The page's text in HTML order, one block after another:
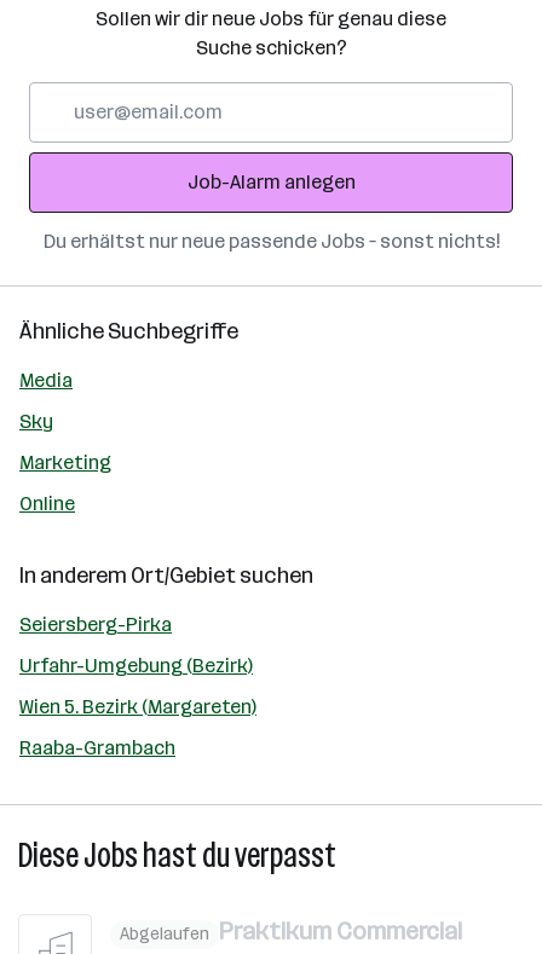
Sollen wir dir neue Jobs für genau diese
Suche schicken?
Adresse
Job-Alarm anlegen
Du erhältst nur neue passende Jobs – sonst nichts!
Ähnliche Suchbegriffe
Media
Sky
Marketing
Online
In anderem Ort/Gebiet suchen
Seiersberg-Pirka
Urfahr-Umgebung (Bezirk)
Wien 5. Bezirk (Margareten)
Raaba-Grambach
Diese Jobs hast du verpasst
Abgelaufen Praktikum Commercial